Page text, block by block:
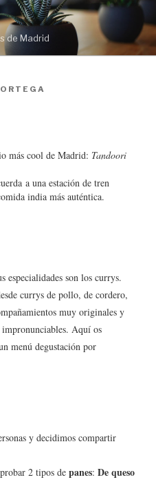
de Madrid
más cool de Madrid: Tandoori
a una estación de tren
india más auténtica.
especialidades son los currys.
currys de pollo, de cordero,
muy originales y
impronunciables. Aquí os
menú degustación por
y decidimos compartir
2 tipos de panes: De queso